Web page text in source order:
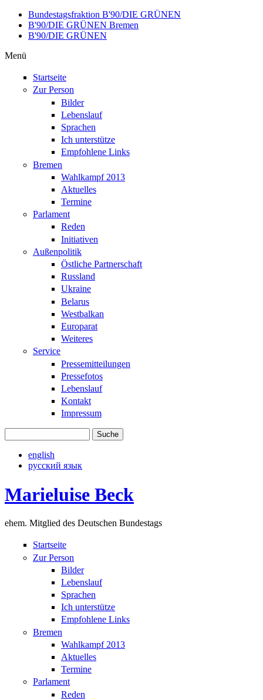
Direkt zum Inhalt
Bundestagsfraktion B'90/DIE GRÜNEN
B'90/DIE GRÜNEN Bremen
B'90/DIE GRÜNEN
Menü
Startseite
Zur Person
Bilder
Lebenslauf
Sprachen
Ich unterstütze
Empfohlene Links
Bremen
Wahlkampf 2013
Aktuelles
Termine
Parlament
Reden
Initiativen
Außenpolitik
Östliche Partnerschaft
Russland
Ukraine
Belarus
Westbalkan
Europarat
Weiteres
Service
Pressemitteilungen
Pressefotos
Lebenslauf
Kontakt
Impressum
english
русский язык
Marieluise Beck
ehem. Mitglied des Deutschen Bundestags
Startseite
Zur Person
Bilder
Lebenslauf
Sprachen
Ich unterstütze
Empfohlene Links
Bremen
Wahlkampf 2013
Aktuelles
Termine
Parlament
Reden